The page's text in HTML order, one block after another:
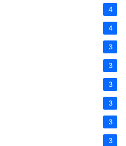
4
4
3
3
3
3
3
3